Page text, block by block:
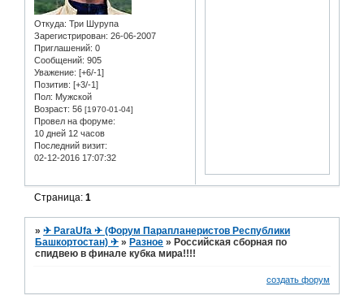
Откуда: Три Шурупа
Зарегистрирован: 26-06-2007
Приглашений: 0
Сообщений: 905
Уважение: [+6/-1]
Позитив: [+3/-1]
Пол: Мужской
Возраст: 56 [1970-01-04]
Провел на форуме:
10 дней 12 часов
Последний визит:
02-12-2016 17:07:32
Страница:1
»✈ ParaUfa ✈ (Форум Парапланеристов Республики
Башкортостан) ✈ » Разное » Российская сборная по
спидвею в финале кубка мира!!!!
создать форум